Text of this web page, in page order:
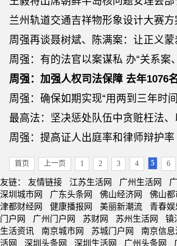
兰州轨道交通吉祥物形象设计大赛方
周强再谈聂树斌、陈满案：让正义蒙
周强：有的法官以案谋私 办“关系案
周强：加强人权司法保障 去年1076
周强：确保如期实现“用两到三年时
最高法：坚决惩处队伍中贪赃枉法
首页 上一页 1 2 3 4 5 6
友链： 友情链接 江苏生活网 广州生活网
深圳城市网
广东头条网 佛山经济网 佛山都
津都财经网
健康播报网 美丽新潮流 青春娱
门户网
广州门户网 苏财网 苏州生活网 镇
生活资讯
南京城市网 苏城门户网 南京信息
活网
深圳头条网 深圳生活网 广州头条网